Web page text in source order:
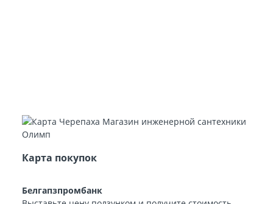
Карта покупок
Белгапзпромбанк